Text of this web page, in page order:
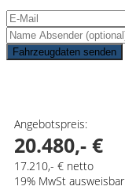
Fahrzeugdaten senden
Angebotspreis:
20.480,- €
17.210,- € netto
19% MwSt ausweisbar